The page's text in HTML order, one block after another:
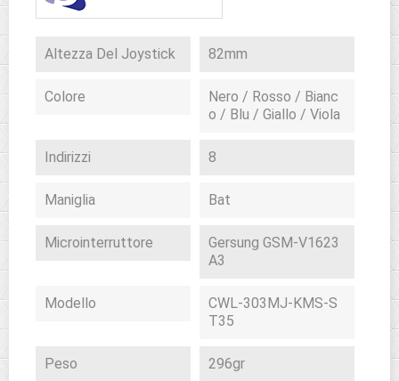
Altezza Del Joystick 82mm
Colore
Nero / Rosso / Bianc
o / Blu / Giallo / Viola
Indirizzi 8
Maniglia Bat
Microinterruttore
Gersung GSM-V1623
A3
Modello
CWL-303MJ-KMS-S
T35
Peso 296gr